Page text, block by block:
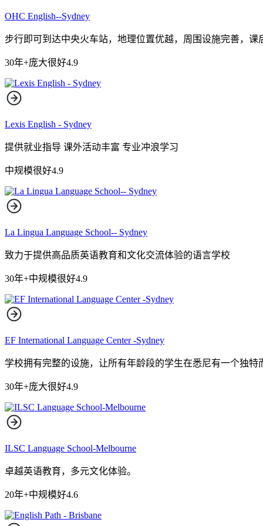
OHC English--Sydney
步行即可到达中央火车站，地理位置优越，周围设施完善，课
30年+庞大很好4.9
Lexis English - Sydney
提供就业指导 课外活动丰富 专业冲浪学习
中规模很好4.9
La Lingua Language School-- Sydney
致力于提供高品质英语教育和文化交流体验的语言学校
30年+中规模很好4.9
EF International Language Center -Sydney
学校拥有完整的设施，让所有年龄段的学生在悉尼有一个独特
30年+庞大很好4.9
ILSC Language School-Melbourne
卓越英语教育，多元文化体验。
20年+中规模好4.6